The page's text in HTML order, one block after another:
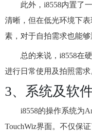
此外，i8558内置了
清晰，但在低光环境下
素，对于自拍需求也能够
总的来说，i8558在
进行日常使用及拍照需求
3、系统及软
i8558的操作系统为
TouchWiz界面。不仅保